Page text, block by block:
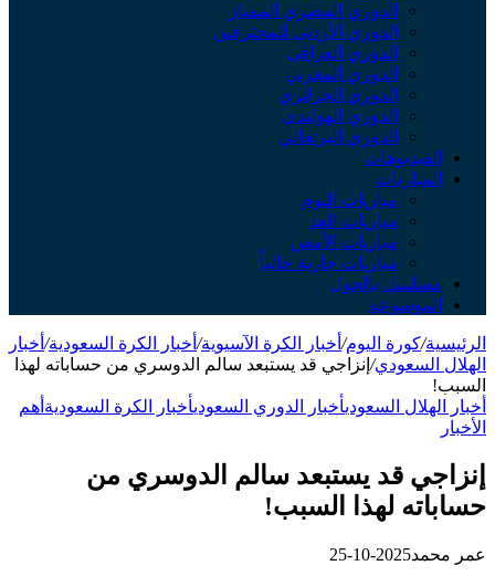
الدوري المصري الممتاز
الدوري الأردني للمحترفين
الدوري العراقي
الدوري المغربي
الدوري الجزائري
الدوري الهولندي
الدوري البرتغالي
مباريات اليوم
مباريات الغد
مباريات الأمس
مباريات جارية حالياً
بالجول
/كورة اليوم/ أخبار الكرة الآسيوية /أخبار الكرة السعودية/أخبار
السعودي/إنزاجي قد يستبعد سالم الدوسري من حساباته لهذا
السعودي أخبار الدوري السعودي أخبار الكرة السعوديةأهم
قد يستبعد سالم الدوسري من
لهذا السبب!
2025-10-25